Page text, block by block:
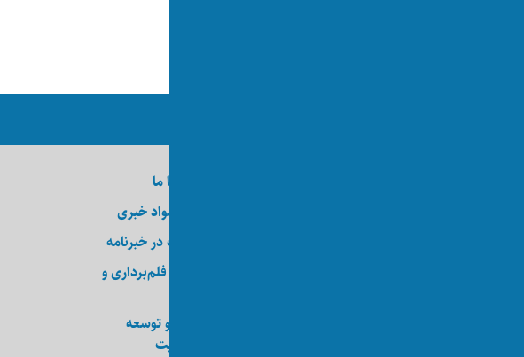
تماس با ما
ارسال مواد خبری
عضویت در خبرنامه
خدمات فلم‌برداری و
طراحی و توسعه
ویب‌سایت